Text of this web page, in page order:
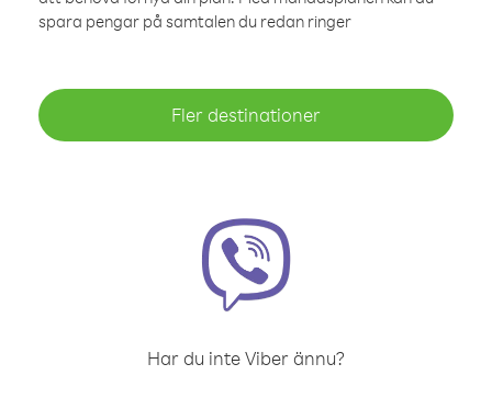
spara pengar på samtalen du redan ringer
Fler destinationer
Har du inte Viber ännu?